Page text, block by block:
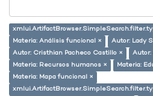
Materia: Análisis funcional ×
Autor: Lady
Autor: Cristhian Pacheco Castillo ×
Materia: Recursos humanos ×
Materia:
Materia: Mapa funcional ×